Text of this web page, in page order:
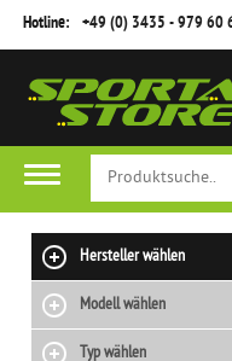
Hotline: +49 (0) 3435 - 979 60
Hersteller wählen
Modell wählen
Typ wählen